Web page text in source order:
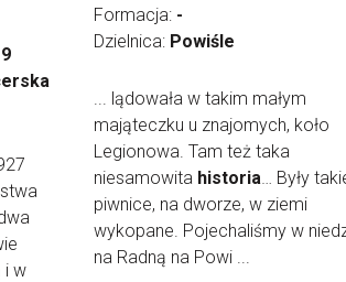
i w
Formacja: -
Dzielnica: Powiśle
... lądowała w takim małym
mająteczku u znajomych, koło
Legionowa. Tam też taka
niesamowita historia… Były
piwnice, na dworze, w ziemi
wykopane. Pojechaliśmy w
na Radną na Powi ...